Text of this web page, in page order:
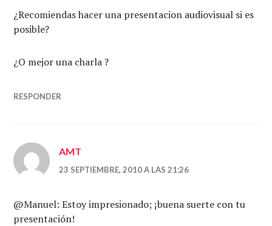
¿Recomiendas hacer una presentacion audiovisual si es
posible?
¿O mejor una charla ?
RESPONDER
AMT
23 SEPTIEMBRE, 2010 A LAS 21:26
@Manuel: Estoy impresionado; ¡buena suerte con tu
presentación!